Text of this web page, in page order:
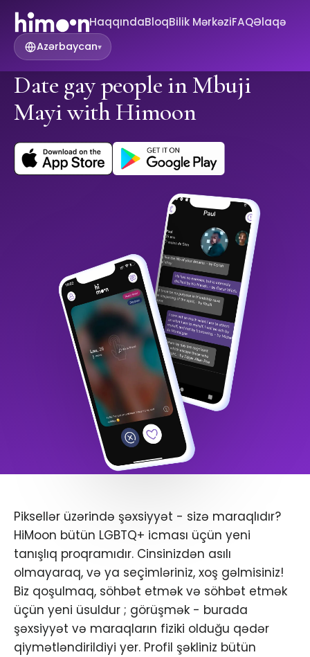
HaqqındaBloqBilik MərkəziFAQƏlaqə
Azərbaycan▾
Date gay people in Mbuji
Mayi with Himoon
Piksellər üzərində şəxsiyyət - sizə maraqlıdır?
HiMoon bütün LGBTQ+ icması üçün yeni
tanışlıq proqramıdır. Cinsinizdən asılı
olmayaraq, və ya seçimləriniz, xoş gəlmisiniz!
Biz qoşulmaq, söhbət etmək və söhbət etmək
üçün yeni üsuldur ; görüşmək - burada
şəxsiyyət və maraqların fiziki olduğu qədər
qiymətləndirildiyi yer. Profil şəkliniz bütün